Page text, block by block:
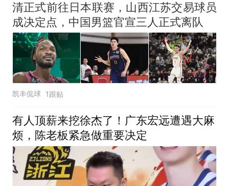
清正式前往日本联赛，山西江苏交易球员
成决定点，中国男篮官宣三人正式离队
凯丰侃球 1跟贴
有人顶薪来挖徐杰了！广东宏远遭遇大麻
烦，陈老板紧急做重要决定